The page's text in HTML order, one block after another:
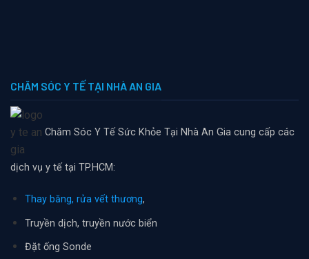
CHĂM SÓC Y TẾ TẠI NHÀ AN GIA
Chăm Sóc Y Tế Sức Khỏe Tại Nhà An Gia cung cấp các
dịch vụ y tế tại TP.HCM:
Thay băng, rửa vết thương,
Truyền dịch, truyền nước biển
Đặt ống Sonde